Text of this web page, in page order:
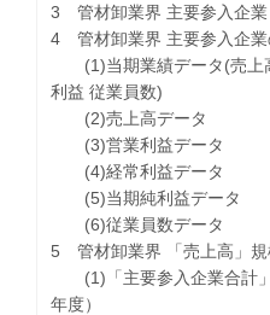
3 管材卸業界 主要参入企業
4 管材卸業界 主要参入企業
(1)当期業績データ(売上
利益 従業員数)
(2)売上高データ
(3)営業利益データ
(4)経常利益データ
(5)当期純利益データ
(6)従業員数データ
5 管材卸業界 「売上高」規
(1)「主要参入企業合計」
年度）